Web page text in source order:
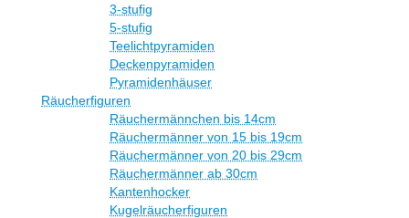
3-stufig
5-stufig
Teelichtpyramiden
Deckenpyramiden
Pyramidenhäuser
Räucherfiguren
Räuchermännchen bis 14cm
Räuchermänner von 15 bis 19cm
Räuchermänner von 20 bis 29cm
Räuchermänner ab 30cm
Kantenhocker
Kugelräucherfiguren